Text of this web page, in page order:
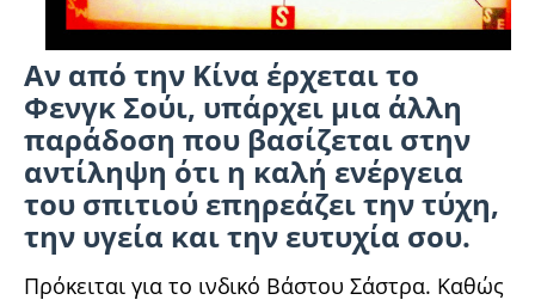
Αν από την Κίνα έρχεται το
Φενγκ Σούι, υπάρχει μια άλλη
παράδοση που βασίζεται στην
αντίληψη ότι η καλή ενέργεια
του σπιτιού επηρεάζει την τύχη,
την υγεία και την ευτυχία σου.
Πρόκειται για το ινδικό Βάστου Σάστρα. Καθώς